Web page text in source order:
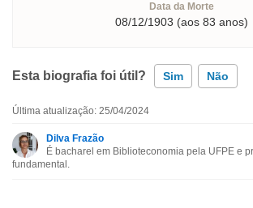
Data da Morte
08/12/1903 (aos 83 anos)
Esta biografia foi útil? Sim Não
Esta biografia não tem a informação que
Última atualização: 25/04/2024
Dilva Frazão
É bacharel em Biblioteconomia pela UFPE e
fundamental.